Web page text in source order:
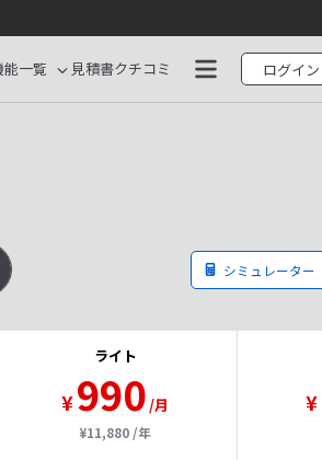
能一覧 見積書クチコミ ログイン
シミュレーター
ライト
¥990/月
¥11,880 /年
¥